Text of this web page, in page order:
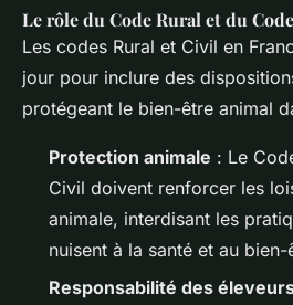
Le rôle du Code Rural et du
Les codes Rural et Civil en
jour pour inclure des
protégeant le bien-être animal
Protection animale : Le
Civil doivent renforcer les
animale, interdisant les
nuisent à la santé et au
Responsabilité des